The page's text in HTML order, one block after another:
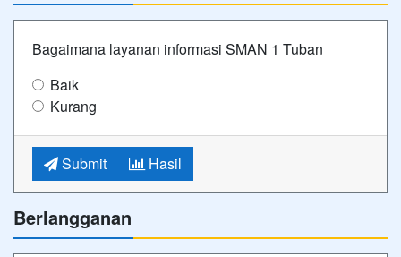
Bagaimana layanan informasi SMAN 1 Tuban
Baik
Kurang
Submit Hasil
Berlangganan